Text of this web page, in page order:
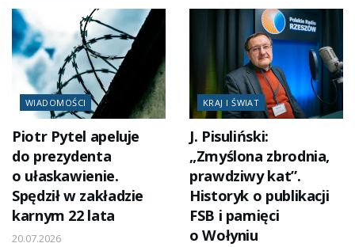
WIADOMOŚCI
Piotr Pytel apeluje
do prezydenta
o ułaskawienie.
Spędził w zakładzie
karnym 22 lata
20.07.2026
KRAJ I ŚWIAT
J. Pisuliński:
„Zmyślona zbrodnia,
prawdziwy kat”.
Historyk o publikacji
FSB i pamięci
o Wołyniu